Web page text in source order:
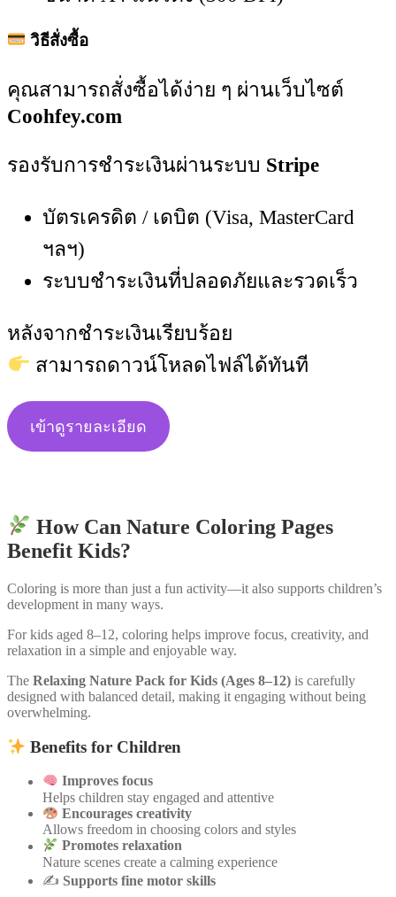
วิธีสั่งซื้อ
คุณสามารถสั่งซื้อได้ง่าย ๆ ผ่านเว็บไซต์
Coohfey.com
รองรับการชำระเงินผ่านระบบ Stripe
บัตรเครดิต / เดบิต (Visa, MasterCard
ฯลฯ)
ระบบชำระเงินที่ปลอดภัยและรวดเร็ว
หลังจากชำระเงินเรียบร้อย
สามารถดาวน์โหลดไฟล์ได้ทันที
เข้าดูรายละเอียด
How Can Nature Coloring Pages
Benefit Kids?
Coloring is more than just a fun activity—it also supports children’s
development in many ways.
For kids aged 8–12, coloring helps improve focus, creativity, and
relaxation in a simple and enjoyable way.
The Relaxing Nature Pack for Kids (Ages 8–12) is carefully
designed with balanced detail, making it engaging without being
overwhelming.
Benefits for Children
Improves focus
Helps children stay engaged and attentive
Encourages creativity
Allows freedom in choosing colors and styles
Promotes relaxation
Nature scenes create a calming experience
✍️ Supports fine motor skills